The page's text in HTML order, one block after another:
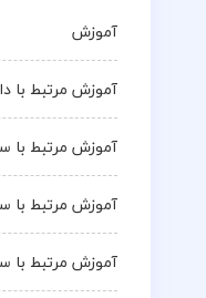
آموزش
آموزش مرتبط با
آموزش مرتبط با
آموزش مرتبط
آموزش مرتبط